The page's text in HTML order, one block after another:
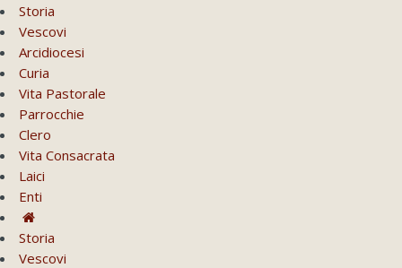
Storia
Vescovi
Arcidiocesi
Curia
Vita Pastorale
Parrocchie
Clero
Vita Consacrata
Laici
Enti
Storia
Vescovi